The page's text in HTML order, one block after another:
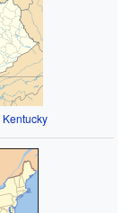
Kentucky